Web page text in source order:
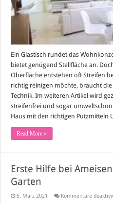
Ein Glastisch rundet das
bietet genügend Stellfläche an.
Oberfläche entstehen oft Streifen
richtig reinigen möchte, braucht
Technik. Im weiteren Artikel wird
streifenfrei und sogar
Haus mit den richtigen Putzmitteln
Read More »
Erste Hilfe bei
Garten
5. März 2021 Kommentare